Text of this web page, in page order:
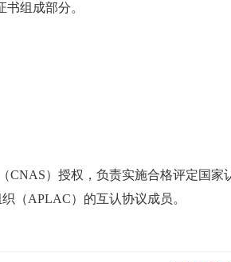
组成部分。
CNAS）授权，负责实施合格评定国家
（APLAC）的互认协议成员。